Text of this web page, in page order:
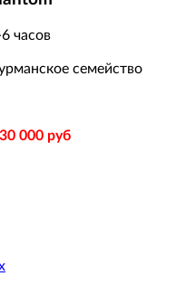
часов
семейство
000 руб